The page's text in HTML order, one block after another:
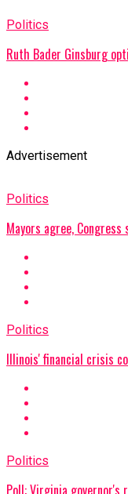
Politics
Ruth Bader Ginsburg
Advertisement
Politics
Mayors agree,
Politics
Illinois' financial crisis
Politics